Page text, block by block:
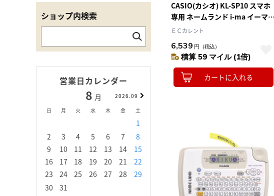
ショップ内検索
営業日カレンダー
8 月
2026.09
日
月 火 水 木 金 土
1
2
3 4 5 6 7
8
9
10 11 12 13 14
15
16
17 18 19 20 21
22
23
24 25 26 27 28
29
30
31
10
14 15 16 17 18
19
21 23 24 25
26
29 30
CASIO(カシオ) KL-SP10 スマホ
専用 ネームランド i-ma イーマ
18mm幅対応
ＥＣカレント
6,539 円 （税込）
積算 59 マイル (1倍)
カートに入れる